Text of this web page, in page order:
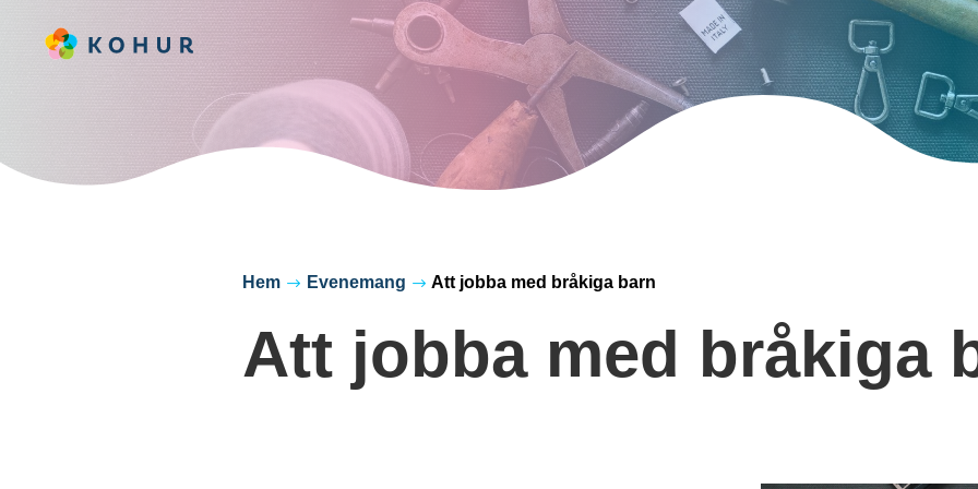
Hem $ Evenemang $ Att jobba med bråkiga barn
Att jobba med bråkiga